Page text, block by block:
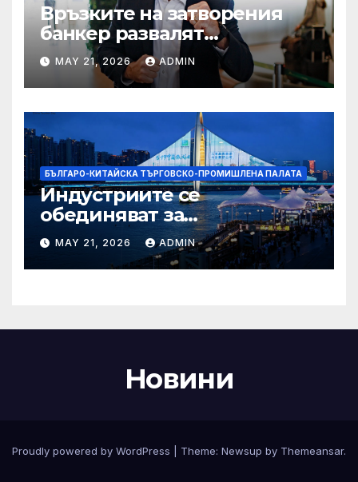
Връзките на затворения
банкер развалят
надеждите на Флавио
Болсонаро за президент на
Бразилия
MAY 21, 2026 ADMIN
БЪЛГАРО-КИТАЙСКА ТЪРГОВСКО-ПРОМИШЛЕНА ПАЛАТА
Индустриите се
обединяват за
висококачествен растеж на
културния и
туристическия сектор
MAY 21, 2026 ADMIN
Новини
Proudly powered by WordPress Theme: Newsup by Themeansar.